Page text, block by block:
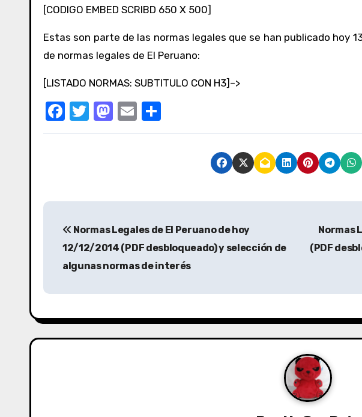
[CODIGO EMBED SCRIBD 650 X 500]
Estas son parte de las normas legales que se han publicado hoy
de normas legales de El Peruano:
[LISTADO NORMAS: SUBTITULO CON H3]–>
F
a
o
o
k
T
w
M
a
o
n
E
m o
tir
Normas Legales de El Peruano de hoy
12/12/2014 (PDF desbloqueado) y selección de
algunas normas de interés
Normas
(PDF